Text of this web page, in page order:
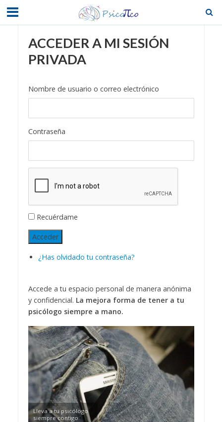
ACCEDER A MI SESIÓN
PRIVADA
Nombre de usuario o correo electrónico
Contraseña
Recuérdame
Acceder
¿Has olvidado tu contraseña?
Accede a tu espacio personal de manera anónima
y confidencial. La mejora forma de tener a tu
psicólogo siempre a mano.
Lleva a tu psicólogo
siempre contigo.